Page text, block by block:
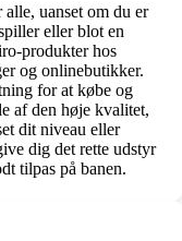
uanset om du er
eller blot en
produkter hos
og onlinebutikker.
for at købe og
af den høje kvalitet,
dit niveau eller
dig det rette udstyr
tilpas på banen.